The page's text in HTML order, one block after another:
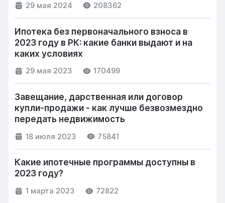
29 мая 2024 208362
Ипотека без первоначального взноса в
2023 году в РК: какие банки выдают и на
каких условиях
29 мая 2023 170499
Завещание, дарственная или договор
купли-продажи - как лучше безвозмездно
передать недвижимость
18 июля 2023 75841
Какие ипотечные программы доступны в
2023 году?
1 марта 2023 72822